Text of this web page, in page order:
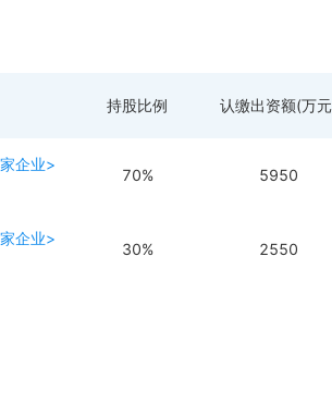
持股比例 认缴出资额(万
企业>
70% 5950
企业>
30% 2550